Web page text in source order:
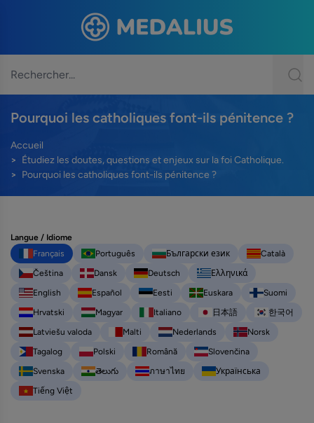
Pourquoi les catholiques font-ils pénitence ?
Accueil
Étudiez les doutes, questions et enjeux sur la foi Catholique.
Pourquoi les catholiques font-ils pénitence ?
Langue / Idiome
Français
Português Български език
Català
Čeština
Dansk Deutsch
Ελληνικά
English
Español Eesti Euskara
Suomi
Hrvatski
Magyar Italiano 日本語
한국어
Latviešu valoda
Malti Nederlands
Norsk
Tagalog
Polski Română
Slovenčina
Svenska
తెలుగు ภาษาไทย
Українська
Tiếng Việt